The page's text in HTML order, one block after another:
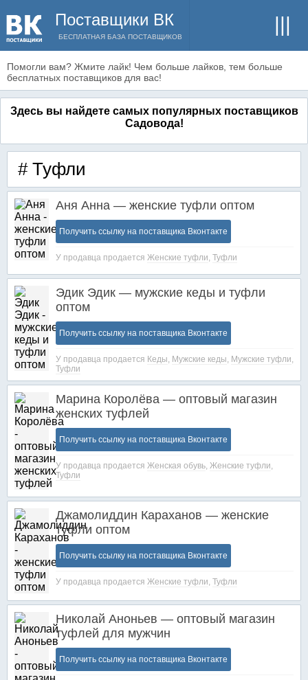
Поставщики ВК
БЕСПЛАТНАЯ БАЗА ПОСТАВЩИКОВ
Помогли вам? Жмите лайк! Чем больше лайков, тем больше
бесплатных поставщиков для вас!
Здесь вы найдете самых популярных поставщиков
Садовода!
# Туфли
Аня Анна — женские туфли оптом
Получить ссылку на поставщика Вконтакте
У продавца продается Женские туфли, Туфли
Эдик Эдик — мужские кеды и туфли
оптом
Получить ссылку на поставщика Вконтакте
У продавца продается Кеды, Мужские кеды, Мужские туфли,
Туфли
Марина Королёва — оптовый магазин
женских туфлей
Получить ссылку на поставщика Вконтакте
У продавца продается Женская обувь, Женские туфли,
Туфли
Джамолиддин Караханов — женские
туфли оптом
Получить ссылку на поставщика Вконтакте
У продавца продается Женские туфли, Туфли
Николай Аноньев — оптовый магазин
туфлей для мужчин
Получить ссылку на поставщика Вконтакте